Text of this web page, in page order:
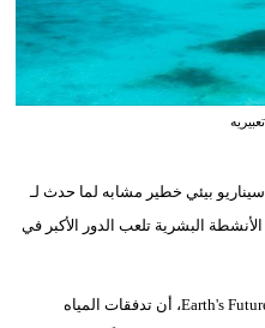
إعلام
علوم
وتكنولوجيا
بيئي خطير مشابه لما حدث لـ
البشرية تلعب الدور الأكبر في
وأوضحت الدراسة، المنشورة في مجلة Earth's Future، أن تدفقات المياه